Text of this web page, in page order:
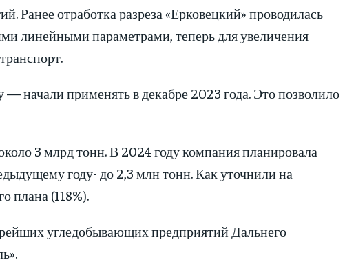
Ранее отработка разреза «Ерковецкий» проводилась
линейными параметрами, теперь для увеличения
начали применять в декабре 2023 года. Это позволило
3 млрд тонн. В 2024 году компания планировала
году- до 2,3 млн тонн. Как уточнили на
плана (118%).
угледобывающих предприятий Дальнего